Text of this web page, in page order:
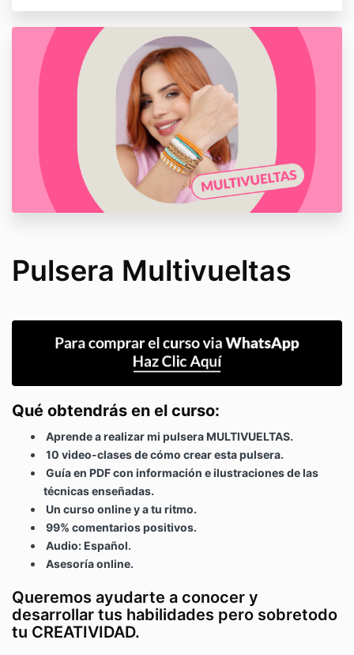
Pulsera Multivueltas
Qué obtendrás en el curso:
Aprende a realizar mi pulsera MULTIVUELTAS.
10 video-clases de cómo crear esta pulsera.
Guía en PDF con información e ilustraciones de las
técnicas enseñadas.
Un curso online y a tu ritmo.
99% comentarios positivos.
Audio: Español.
Asesoría online.
Queremos ayudarte a conocer y
desarrollar tus habilidades pero sobretodo
tu CREATIVIDAD.